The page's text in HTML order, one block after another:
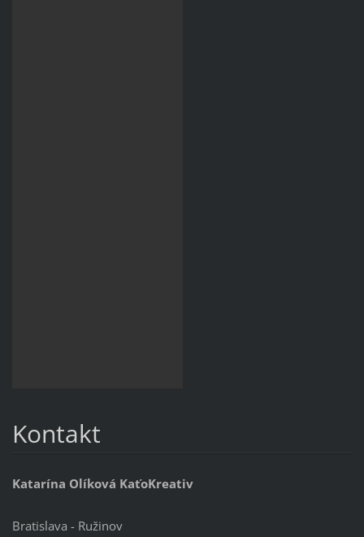
Kontakt
Katarína Olíková KaťoKreativ
Bratislava - Ružinov